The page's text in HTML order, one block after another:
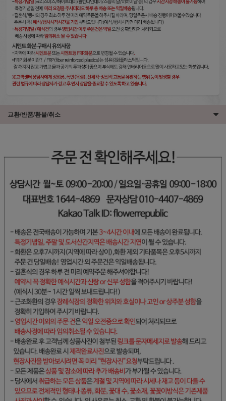
교환/반품/환불/취소